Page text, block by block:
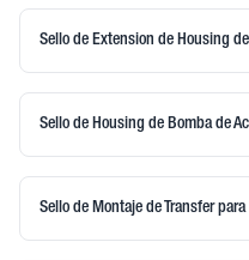
Sello de Extension de Housing
Sello de Housing de Bomba de
Sello de Montaje de Transferpara